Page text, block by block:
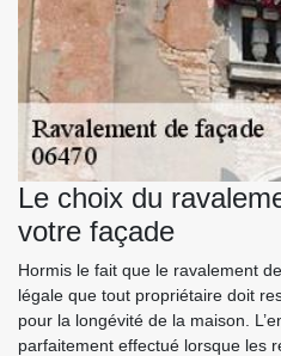
Le choix du
votre façade
Hormis le fait que le ravalement
légale que tout propriétaire doit
pour la longévité de la maison.
parfaitement effectué lorsque les